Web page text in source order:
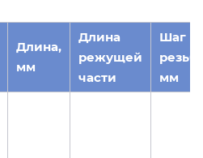
Длина,
мм
Длина
режущей
части
Шаг
мм